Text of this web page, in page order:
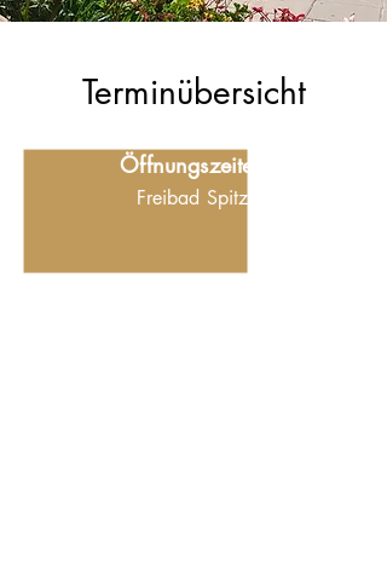
Terminübersicht
Öffnungszeiten
Freibad Spitz